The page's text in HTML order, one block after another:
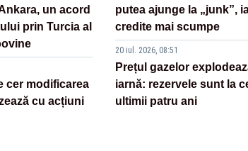
un acord
prin Turcia al
cer modificarea
cu acțiuni
putea ajunge la „junk”,
credite mai scumpe
20 iul. 2026, 08:51
Prețul gazelor
iarnă: rezervele sunt la
ultimii patru ani